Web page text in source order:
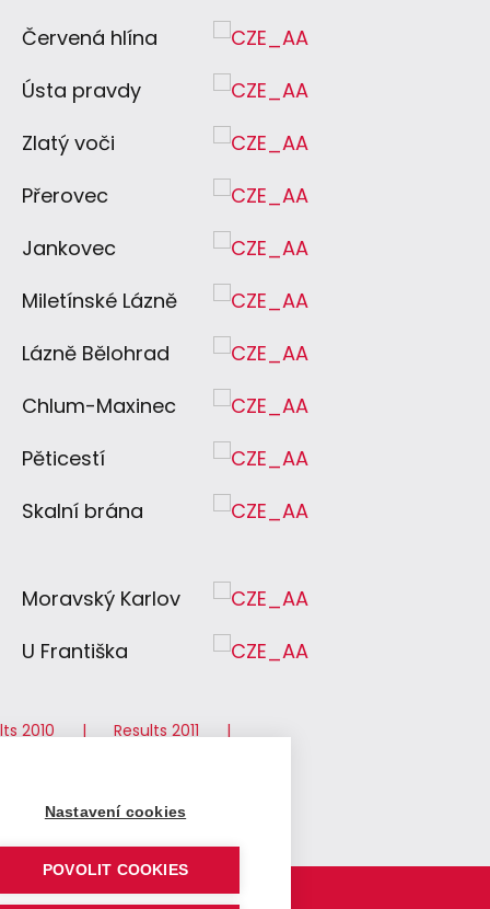
Červená hlína
Ústa pravdy
Zlatý voči
Přerovec
Jankovec
Miletínské Lázně
Lázně Bělohrad
Chlum-Maxinec
Pěticestí
Skalní brána
Moravský Karlov
U Františka
2010
Results 2011
Results 2025
Nastavení cookies
POVOLIT COOKIES